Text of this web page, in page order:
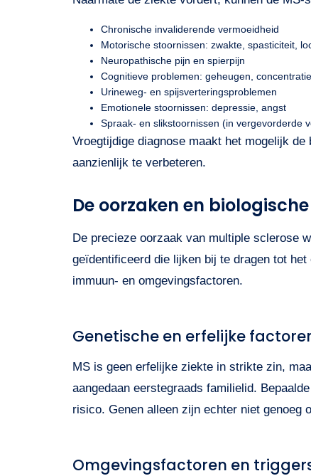
Chronische invaliderende vermoeidheid
Motorische stoornissen: zwakte, spasticiteit,
Neuropathische pijn en spierpijn
Cognitieve problemen: geheugen,
Urineweg- en spijsverteringsproblemen
Emotionele stoornissen: depressie, angst
Spraak- en slikstoornissen (in vergevorderde
Vroegtijdige diagnose maakt het mogelijk
aanzienlijk te verbeteren.
De oorzaken en
De precieze oorzaak van multiple sclerose
geïdentificeerd die lijken bij te dragen tot
immuun- en omgevingsfactoren.
Genetische en erfelijke
MS is geen erfelijke ziekte in strikte zin,
aangedaan eerstegraads familielid.
risico. Genen alleen zijn echter niet genoeg
Omgevingsfactoren en